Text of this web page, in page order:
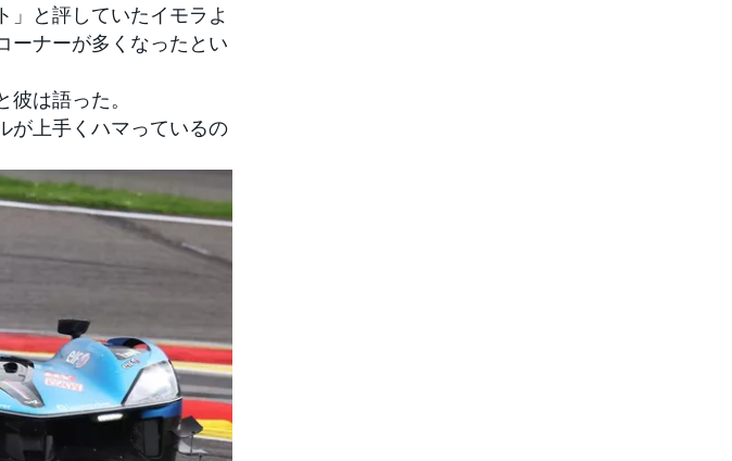
と評していたイモラよ
ーナーが多くなったとい
は語った。
が上手くハマっているの